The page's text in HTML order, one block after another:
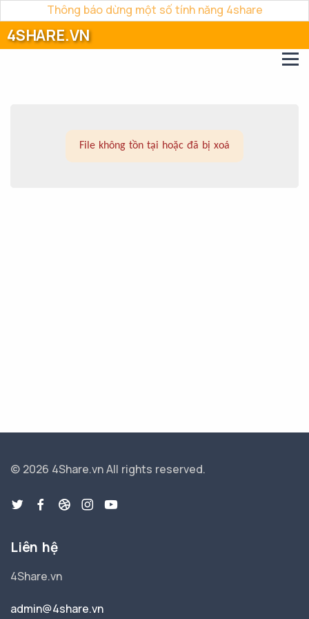
Thông báo dừng một số tính năng 4share
4SHARE.VN
File không tồn tại hoặc đã bị xoá
© 2026 4Share.vnAll rights reserved.
Liên hệ
4Share.vn
admin@4share.vn